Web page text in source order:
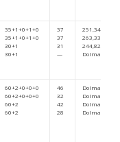
35+1+0+1+0
35+1+0+1+0
30+1
30+1
37
37
31
—
251,34701
263,33524
244,82537
Dolmadı
60+2+0+0+0
60+2+0+0+0
60+2
60+2
46
32
42
28
Dolmadı
Dolmadı
Dolmadı
Dolmadı